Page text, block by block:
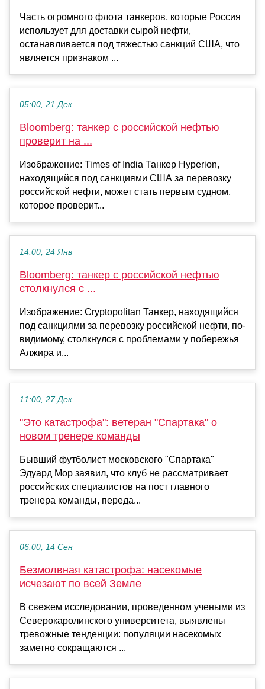
Часть огромного флота танкеров, которые Россия
использует для доставки сырой нефти,
останавливается под тяжестью санкций США, что
является признаком ...
05:00, 21 Дек
Bloomberg: танкер с российской нефтью
проверит на ...
Изображение: Times of India Танкер Hyperion,
находящийся под санкциями США за перевозку
российской нефти, может стать первым судном,
которое проверит...
14:00, 24 Янв
Bloomberg: танкер с российской нефтью
столкнулся с ...
Изображение: Cryptopolitan Танкер, находящийся
под санкциями за перевозку российской нефти, по-
видимому, столкнулся с проблемами у побережья
Алжира и...
11:00, 27 Дек
"Это катастрофа": ветеран "Спартака" о
новом тренере команды
Бывший футболист московского "Спартака"
Эдуард Мор заявил, что клуб не рассматривает
российских специалистов на пост главного
тренера команды, переда...
06:00, 14 Сен
Безмолвная катастрофа: насекомые
исчезают по всей Земле
В свежем исследовании, проведенном учеными из
Северокаролинского университета, выявлены
тревожные тенденции: популяции насекомых
заметно сокращаются ...